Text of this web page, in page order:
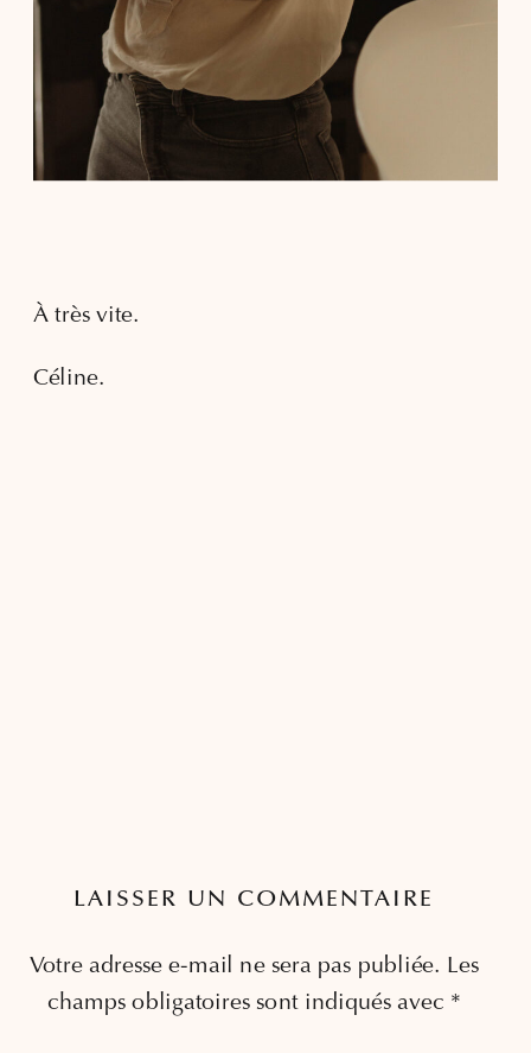
À très vite.
Céline.
LAISSER UN COMMENTAIRE
Votre adresse e-mail ne sera pas publiée. Les
champs obligatoires sont indiqués avec *